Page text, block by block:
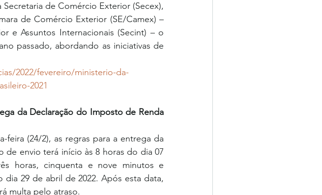
de Comércio Exterior (Secex),
de Comércio Exterior (SE/Camex) –
e Assuntos Internacionais (Secint) – o
passado, abordando as iniciativas de
2022/fevereiro/ministerio-da-
2021
da Declaração do Imposto de Renda
feira (24/2), as regras para a entrega da
de envio terá início às 8 horas do dia 07
horas, cinquenta e nove minutos e
29 de abril de 2022. Após esta data,
multa pelo atraso.